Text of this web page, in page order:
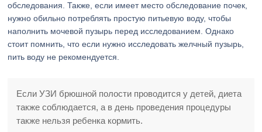
обследования. Также, если имеет место обследование почек,
нужно обильно потреблять простую питьевую воду, чтобы
наполнить мочевой пузырь перед исследованием. Однако
стоит помнить, что если нужно исследовать желчный пузырь,
пить воду не рекомендуется.
Если УЗИ брюшной полости проводится у детей, диета
также соблюдается, а в день проведения процедуры
также нельзя ребенка кормить.